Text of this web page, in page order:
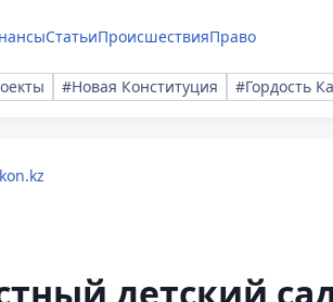
СтатьиПроисшествияПраво
#Новая Конституция #Гордость